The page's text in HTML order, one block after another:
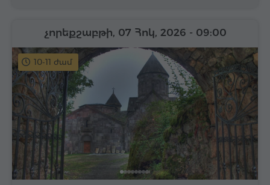
10-11 ժամ
չորեքշաբթի, 07 Հոկ, 2026 - 09:00